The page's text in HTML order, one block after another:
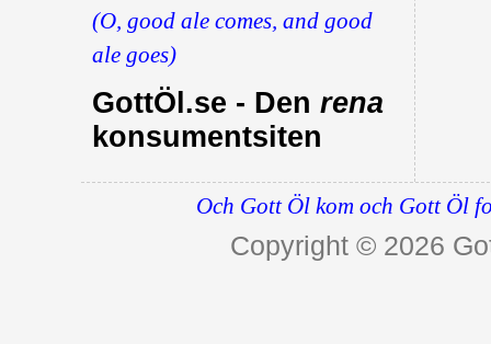
(O, good ale comes, and good
ale goes)
GottÖl.se - Den rena
konsumentsiten
Och Gott Öl kom och Gott Öl
Copyright © 2026